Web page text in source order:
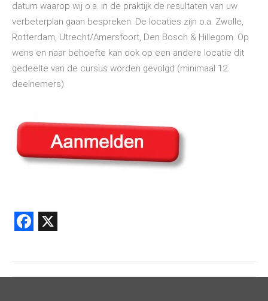
datum waarop wij o.a. in de praktijk de resultaten van uw
verbeterplan gaan bespreken. De locaties zijn o.a. Zwolle,
Rotterdam, Utrecht/Amersfoort, Den Bosch & Hillegom. Op
wens en naar behoefte kan ook op een andere locatie dit
gedeelte van de cursus worden gevolgd (minimaal 12
deelnemers).